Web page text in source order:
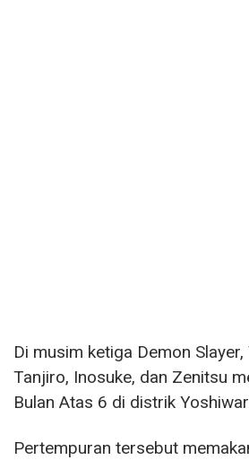
Di musim ketiga Demon Slayer,
Tanjiro, Inosuke, dan Zenitsu
Bulan Atas 6 di distrik
Pertempuran tersebut